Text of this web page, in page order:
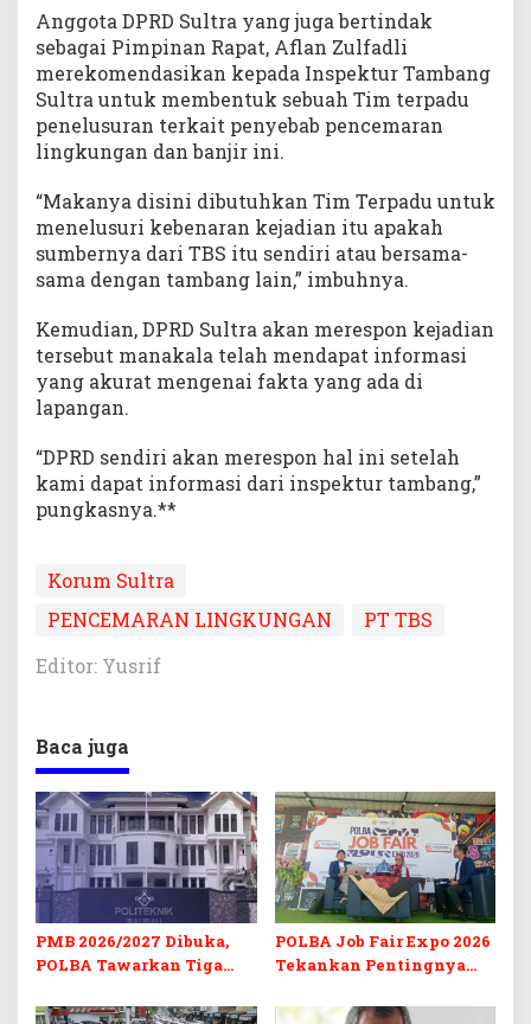
Anggota DPRD Sultra yang juga bertindak
sebagai Pimpinan Rapat, Aflan Zulfadli
merekomendasikan kepada Inspektur Tambang
Sultra untuk membentuk sebuah Tim terpadu
penelusuran terkait penyebab pencemaran
lingkungan dan banjir ini.
“Makanya disini dibutuhkan Tim Terpadu untuk
menelusuri kebenaran kejadian itu apakah
sumbernya dari TBS itu sendiri atau bersama-
sama dengan tambang lain,” imbuhnya.
Kemudian, DPRD Sultra akan merespon kejadian
tersebut manakala telah mendapat informasi
yang akurat mengenai fakta yang ada di
lapangan.
“DPRD sendiri akan merespon hal ini setelah
kami dapat informasi dari inspektur tambang,”
pungkasnya.**
Korum Sultra
PENCEMARAN LINGKUNGAN
PT TBS
Editor: Yusrif
Baca juga
PMB 2026/2027 Dibuka,
POLBA Tawarkan Tiga
Kuliah Gratis
POLBA Job Fair Expo 2026
Tekankan Pentingnya
Digital